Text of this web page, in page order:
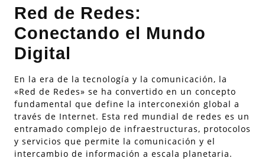
Red de Redes:
Conectando el Mundo
Digital
En la era de la tecnología y la comunicación, la
«Red de Redes» se ha convertido en un concepto
fundamental que define la interconexión global a
través de Internet. Esta red mundial de redes es un
entramado complejo de infraestructuras, protocolos
y servicios que permite la comunicación y el
intercambio de información a escala planetaria.